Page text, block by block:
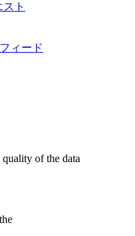
ト
ィード
of the data